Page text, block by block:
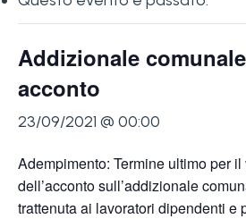
Addizionale
acconto
23/09/2021 @ 00:00
Adempimento: Termine ultimo per
dell’acconto sull’addizionale
trattenuta ai lavoratori dipendenti e